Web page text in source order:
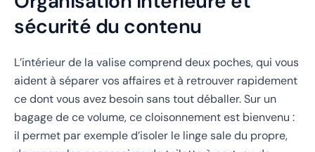
sécurité du contenu
L’intérieur de la valise comprend deux poches, qui vous
aident à séparer vos affaires et à retrouver rapidement
ce dont vous avez besoin sans tout déballer. Sur un
bagage de ce volume, ce cloisonnement est bienvenu :
il permet par exemple d’isoler le linge sale du propre,